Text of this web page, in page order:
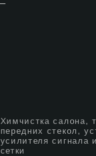
Химчистка салона,
передних стекол,
усилителя сигнала
сетки